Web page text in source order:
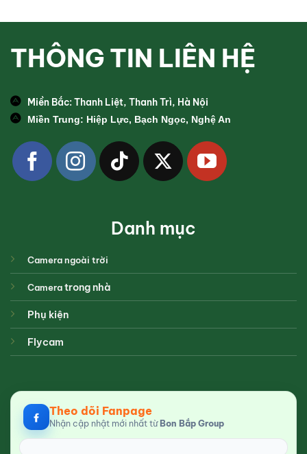
THÔNG TIN LIÊN HỆ
Miền Bắc: Thanh Liệt, Thanh Trì, Hà Nội
Miền Trung: Hiệp Lực, Bạch Ngọc, Nghệ An
Danh mục
Camera ngoài trời
Cameratrong nhà
Phụ kiện
Flycam
Theo dõi Fanpage
Nhận cập nhật mới nhất từBon Bắp Group